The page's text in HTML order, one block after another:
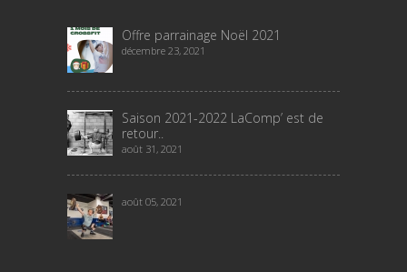
Offre parrainage Noël 2021
décembre 23, 2021
Saison 2021-2022 LaComp’ est de
retour..
août 31, 2021
août 05, 2021